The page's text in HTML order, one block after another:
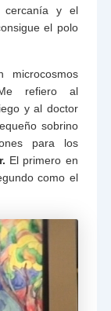
cercanía y el
el polo
microcosmos
refiero al
y al doctor
sobrino
para los
El primero en
como el